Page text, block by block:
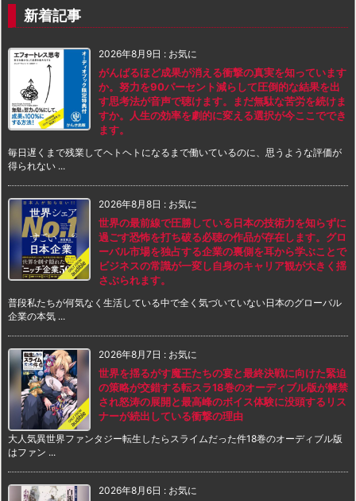
新着記事
2026年8月9日 : お気に
がんばるほど成果が消える衝撃の真実を知っています
か。努力を90パーセント減らして圧倒的な結果を出
す思考法が音声で聴けます。まだ無駄な苦労を続けま
すか。人生の効率を劇的に変える選択が今ここででき
ます。
毎日遅くまで残業してヘトヘトになるまで働いているのに、思うような評価が
得られない ...
2026年8月8日 : お気に
世界の最前線で圧勝している日本の技術力を知らずに
過ごす恐怖を打ち破る必聴の作品が存在します。グロ
ーバル市場を独占する企業の裏側を耳から学ぶことで
ビジネスの常識が一変し自身のキャリア観が大きく揺
さぶられます。
普段私たちが何気なく生活している中で全く気づいていない日本のグローバル
企業の本気 ...
2026年8月7日 : お気に
世界を揺るがす魔王たちの宴と最終決戦に向けた緊迫
の策略が交錯する転スラ18巻のオーディブル版が解禁
され怒涛の展開と最高峰のボイス体験に没頭するリス
ナーが続出している衝撃の理由
大人気異世界ファンタジー転生したらスライムだった件18巻のオーディブル版
はファン ...
2026年8月6日 : お気に